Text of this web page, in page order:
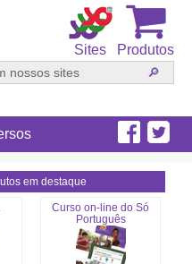
Produtos
Sites
em destaque
Curso on-line do Só
Português